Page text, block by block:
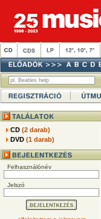
CD(2 darab)
DVD(1 darab)
Felhasználónév
Jelszó